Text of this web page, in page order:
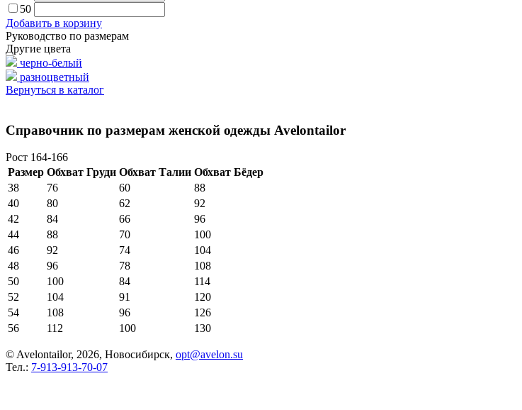
50
Добавить в корзину
Руководство по размерам
Другие цвета
черно-белый
разноцветный
Вернуться в каталог
Справочник по размерам женской одежды Avelontailor
Рост 164-166
Размер Обхват Груди Обхват Талии Обхват Бёдер
38
76 60
88
40
80 62
92
42
84 66
96
44
88 70
100
46
92 74
104
48
96 78
108
50
100 84
114
52
104 91
120
54
108 96
126
56
112 100 130
© Avelontailor, 2026, Новосибирск, opt@avelon.su
Тел.: 7-913-913-70-07